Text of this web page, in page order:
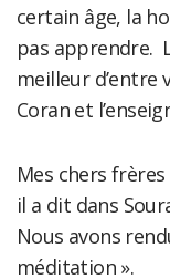
certain âge, la
pas apprendre.
meilleur d’entre
Coran et
Mes chers
il a dit dans
Nous avons
méditation ».